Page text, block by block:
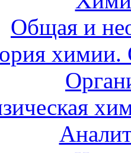
Общая и